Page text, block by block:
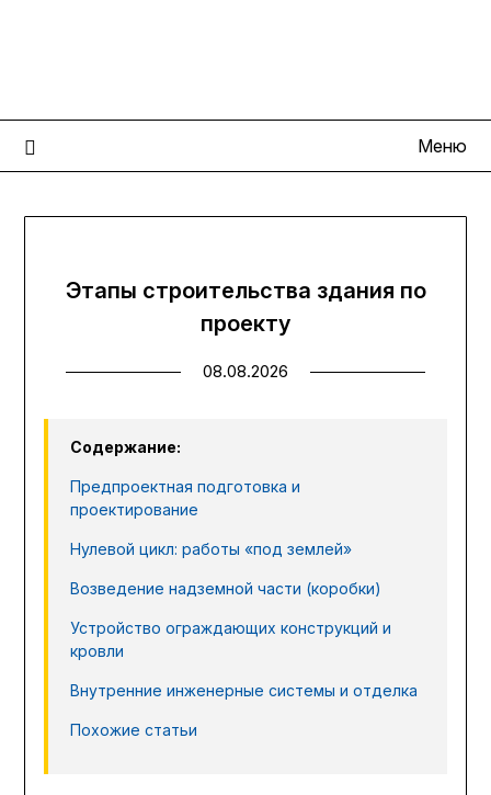
Меню
Этапы строительства здания по
проекту
08.08.2026
Содержание:
Предпроектная подготовка и
проектирование
Нулевой цикл: работы «под землей»
Возведение надземной части (коробки)
Устройство ограждающих конструкций и
кровли
Внутренние инженерные системы и отделка
Похожие статьи